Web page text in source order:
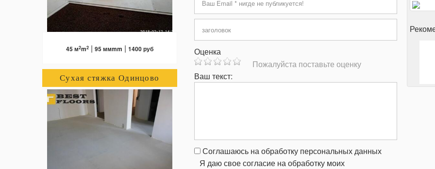
Оценка
Пожалуйста поставьте оценку
Ваш текст:
Соглашаюсь на обработку персональных данных
Я даю свое согласие на обработку моих
45 м2m2| 95 ммmm | 1400 руб
Сухая стяжка Одинцово